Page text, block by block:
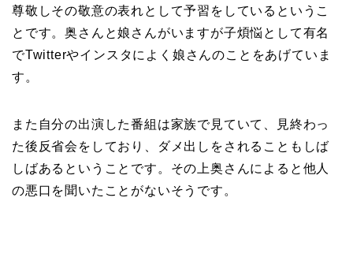
尊敬しその敬意の表れとして予習をしているというこ
とです。奥さんと娘さんがいますが子煩悩として有名
でTwitterやインスタによく娘さんのことをあげていま
す。
また自分の出演した番組は家族で見ていて、見終わっ
た後反省会をしており、ダメ出しをされることもしば
しばあるということです。その上奥さんによると他人
の悪口を聞いたことがないそうです。